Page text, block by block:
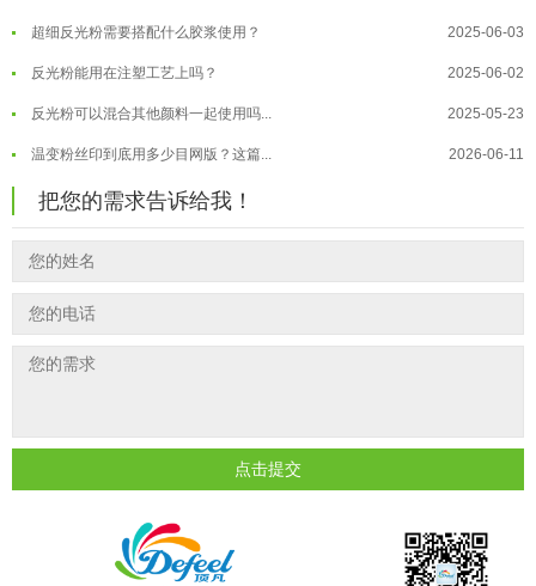
温变粉大批量保存指南｜做对这几步... 2026-07-17
温变粉"罢工"指南：为... 2026-07-10
温变粉到底怕不怕酸碱和酒精？ 2026-07-09
温变粉"烤"问：长期加... 2026-07-07
温变粉耐温真相：注塑"高温炼...
超细反光粉需要搭配什么胶浆使用？ 2025-06-03
反光粉能用在注塑工艺上吗？ 2025-06-02
反光粉可以混合其他颜料一起使用吗... 2025-05-23
温变粉丝印到底用多少目网版？这篇... 2026-06-11
反光粉太久不用结块要怎么处理？
印花温变粉最适合用在什么行业上呢... 2025-06-20
油性反光粉怎么印花效果最好？
超细反光粉怎么印牢度才会更好？
反光粉是永久有效的吗？能用多久？
超细反光粉需要搭配什么胶浆使用？ 2025-06-03
把您的需求告诉给我！
点击提交